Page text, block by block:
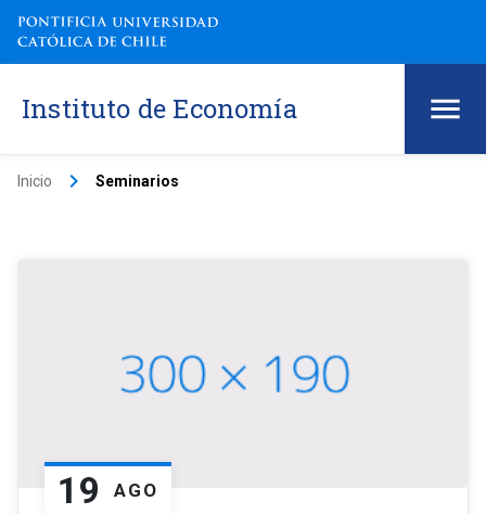
Instituto de Economía
Inicio keyboard_arrow_right Seminarios
19 AGO